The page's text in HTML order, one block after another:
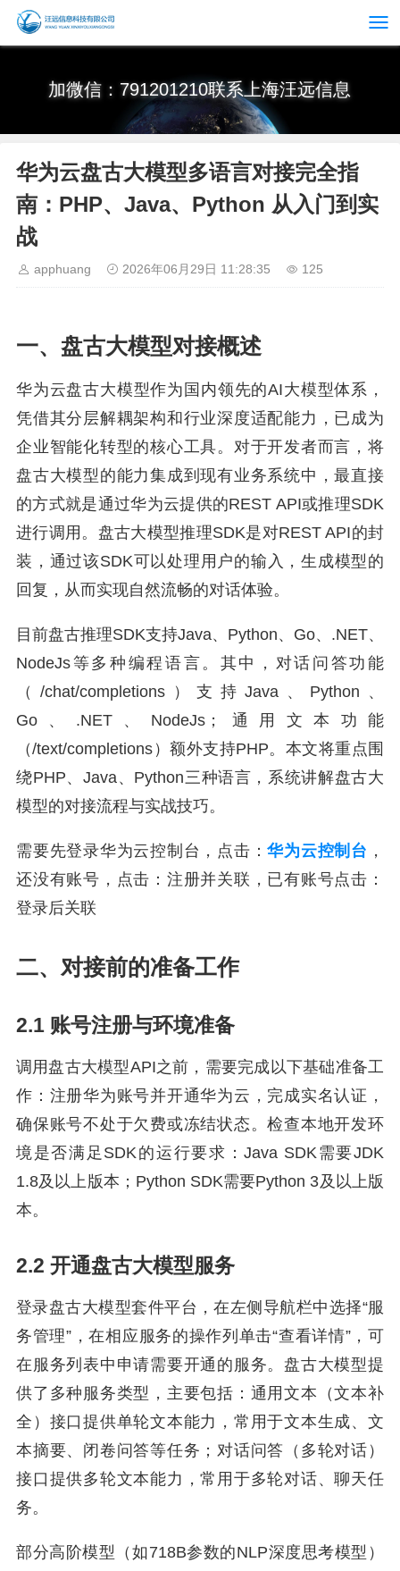
加微信：791201210联系上海汪远信息
华为云盘古大模型多语言对接完全指
南：PHP、Java、Python 从入门到实
战
apphuang 2026年06月29日 11:28:35 125
一、盘古大模型对接概述
华为云盘古大模型作为国内领先的AI大模型体系，
凭借其分层解耦架构和行业深度适配能力，已成为
企业智能化转型的核心工具。对于开发者而言，将
盘古大模型的能力集成到现有业务系统中，最直接
的方式就是通过华为云提供的REST API或推理SDK
进行调用。盘古大模型推理SDK是对REST API的封
装，通过该SDK可以处理用户的输入，生成模型的
回复，从而实现自然流畅的对话体验。
目前盘古推理SDK支持Java、Python、Go、.NET、
NodeJs等多种编程语言。其中，对话问答功能
（/chat/completions）支持Java、Python、
Go、.NET、NodeJs；通用文本功能
（/text/completions）额外支持PHP。本文将重点围
绕PHP、Java、Python三种语言，系统讲解盘古大
模型的对接流程与实战技巧。
需要先登录华为云控制台，点击：华为云控制台 ，
还没有账号，点击：注册并关联，已有账号点击：
登录后关联
二、对接前的准备工作
2.1 账号注册与环境准备
调用盘古大模型API之前，需要完成以下基础准备工
作：注册华为账号并开通华为云，完成实名认证，
确保账号不处于欠费或冻结状态。检查本地开发环
境是否满足SDK的运行要求：Java SDK需要JDK
1.8及以上版本；Python SDK需要Python 3及以上版
本。
2.2 开通盘古大模型服务
登录盘古大模型套件平台，在左侧导航栏中选择“服
务管理”，在相应服务的操作列单击“查看详情”，可
在服务列表中申请需要开通的服务。盘古大模型提
供了多种服务类型，主要包括：通用文本（文本补
全）接口提供单轮文本能力，常用于文本生成、文
本摘要、闭卷问答等任务；对话问答（多轮对话）
接口提供多轮文本能力，常用于多轮对话、聊天任
务。
部分高阶模型（如718B参数的NLP深度思考模型）